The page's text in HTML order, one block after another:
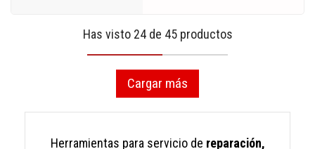
Has visto 24 de 45 productos
Cargar más
Herramientas para servicio de reparación,